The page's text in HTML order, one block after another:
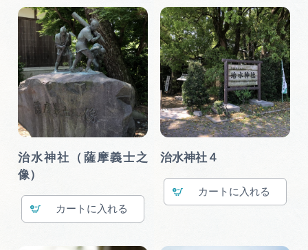
治水神社（薩摩義士之
像）
カート
治水神社４
カート